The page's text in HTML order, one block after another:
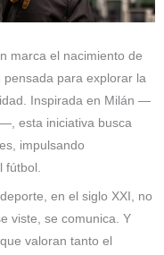
marca el nacimiento de
pensada para explorar la
Inspirada en Milán —
esta iniciativa busca
impulsando
fútbol.
en el siglo XXI, no
viste, se comunica. Y
valoran tanto el